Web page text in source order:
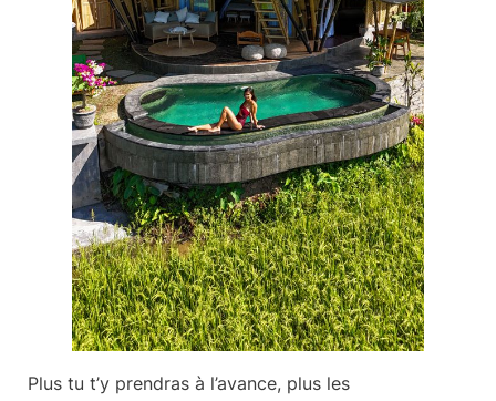
Plus tu t’y prendras à l’avance, plus les